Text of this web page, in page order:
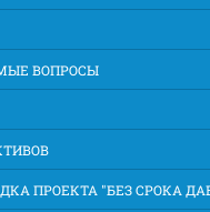
ВОПРОСЫ
ПРОЕКТА "БЕЗ СРОКА